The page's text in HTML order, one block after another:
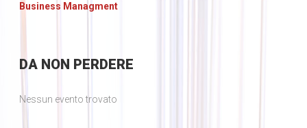
Business Managment
DANON PERDERE
Nessun evento trovato